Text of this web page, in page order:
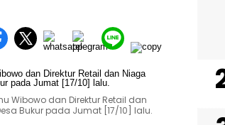
Wibowo dan Direktur Retail dan
Bukur pada Jumat [17/10] lalu.